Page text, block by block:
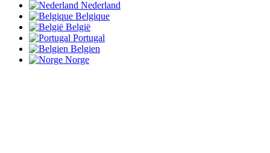
Nederland
Belgique
België
Portugal
Belgien
Norge